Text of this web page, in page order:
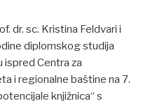
dr. sc. Kristina Feldvari i
diplomskog studija
ispred Centra za
i regionalne baštine na 7.
knjižnica“ s